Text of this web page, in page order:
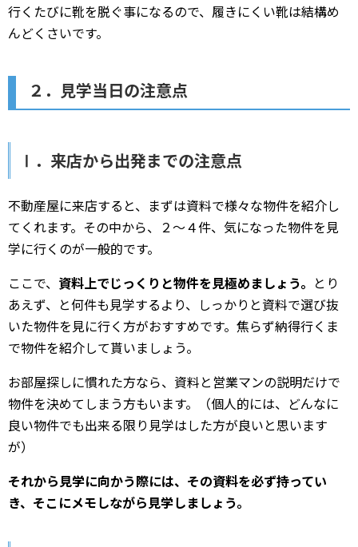
行くたびに靴を脱ぐ事になるので、履きにくい靴は結構め
んどくさいです。
２．見学当日の注意点
Ⅰ．来店から出発までの注意点
不動産屋に来店すると、まずは資料で様々な物件を紹介し
てくれます。その中から、２～４件、気になった物件を見
学に行くのが一般的です。
ここで、 資料上でじっくりと物件を見極めましょう。 とり
あえず、と何件も見学するより、しっかりと資料で選び抜
いた物件を見に行く方がおすすめです。焦らず納得行くま
で物件を紹介して貰いましょう。
お部屋探しに慣れた方なら、資料と営業マンの説明だけで
物件を決めてしまう方もいます。（個人的には、どんなに
良い物件でも出来る限り見学はした方が良いと思います
が）
それから見学に向かう際には、その資料を必ず持ってい
き、そこにメモしながら見学しましょう。